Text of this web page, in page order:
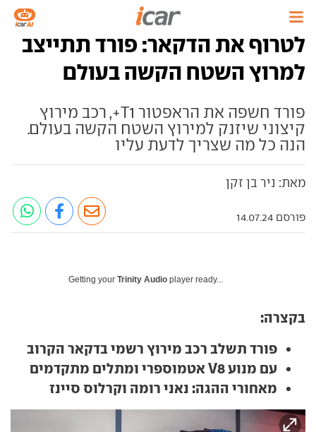
לטרוף את הדקאר: פורד תתייצב
למרוץ השטח הקשה בעולם
פורד חשפה את הראפטור T1+, רכב מירוץ
קיצוני שיזנק למירוץ השטח הקשה בעולם.
הנה כל מה שצריך לדעת עליו
מאת: ניר בן זקן
פורסם 14.07.24
Getting your Trinity Audio player ready...
בקצרה:
פורד תשלב רכב מירוץ רשמי בדקאר הקרוב
עם מנוע V8 אטמוספרי ומתלים מתקדמים
מאחורי ההגה: נאני רומה וקרלוס סיינז